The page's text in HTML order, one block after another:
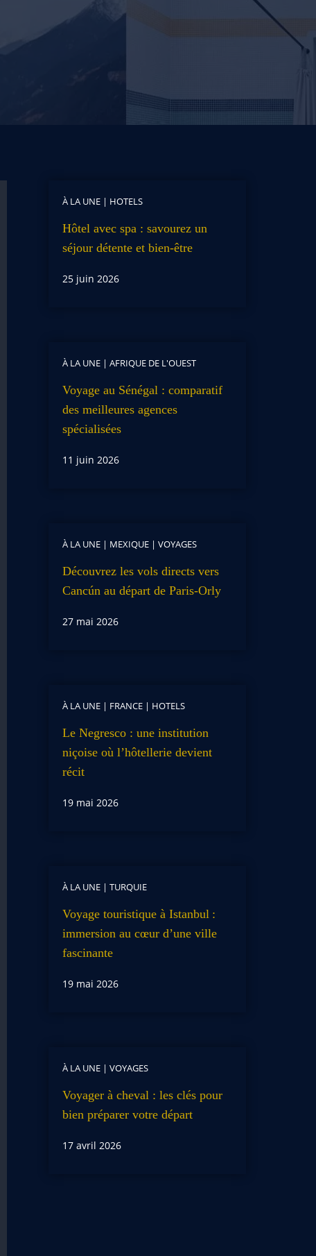
À LA UNE| HOTELS
Hôtel avec spa : savourez un
séjour détente et bien-être
25 juin 2026
À LA UNE| AFRIQUE DE L'OUEST
Voyage au Sénégal : comparatif
des meilleures agences
spécialisées
11 juin 2026
À LA UNE| MEXIQUE| VOYAGES
Découvrez les vols directs vers
Cancún au départ de Paris-Orly
27 mai 2026
À LA UNE| FRANCE| HOTELS
Le Negresco : une institution
niçoise où l’hôtellerie devient
récit
19 mai 2026
À LA UNE| TURQUIE
Voyage touristique à Istanbul :
immersion au cœur d’une ville
fascinante
19 mai 2026
À LA UNE| VOYAGES
Voyager à cheval : les clés pour
bien préparer votre départ
17 avril 2026